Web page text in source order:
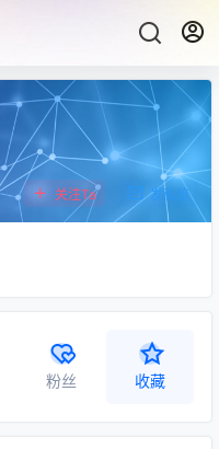
关注Ta 发私信
粉丝 收藏